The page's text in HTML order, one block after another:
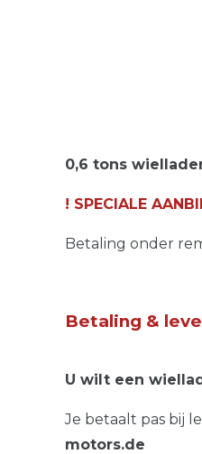
0,6 tons
! SPECIALE
Betaling onder
Betaling &
U wilt een
Je betaalt pas bij
motors.de